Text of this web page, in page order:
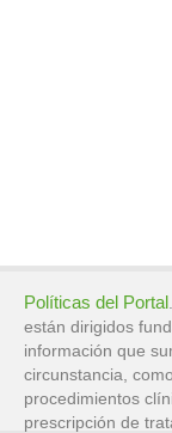
Políticas del Portal
están dirigidos
información que
circunstancia,
procedimientos
prescripción de